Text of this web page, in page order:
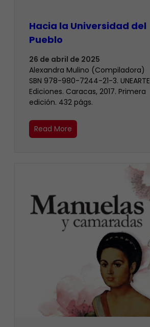
Hacia la Universidad del
Pueblo
26 de abril de 2025
Alexandra Mulino (Compiladora)
SBN 978-980-7244-21-3. UNEARTE
Ediciones. Caracas, 2017. Primera
edición. 432 págs.
Read More